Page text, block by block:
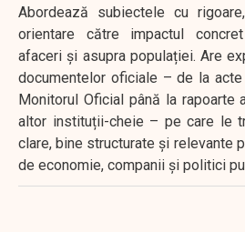
Abordează subiectele cu
orientare către impactul
afaceri și asupra populației. Are
documentelor oficiale – de la
Monitorul Oficial până la rapoarte
altor instituții-cheie – pe care le
clare, bine structurate și relevante
de economie, companii și politici